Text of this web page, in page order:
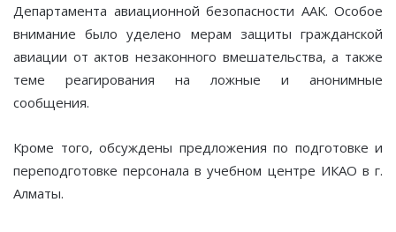
Департамента авиационной безопасности ААК. Особое
внимание было уделено мерам защиты гражданской
авиации от актов незаконного вмешательства, а также
теме реагирования на ложные и анонимные
сообщения.
Кроме того, обсуждены предложения по подготовке и
переподготовке персонала в учебном центре ИКАО в г.
Алматы.